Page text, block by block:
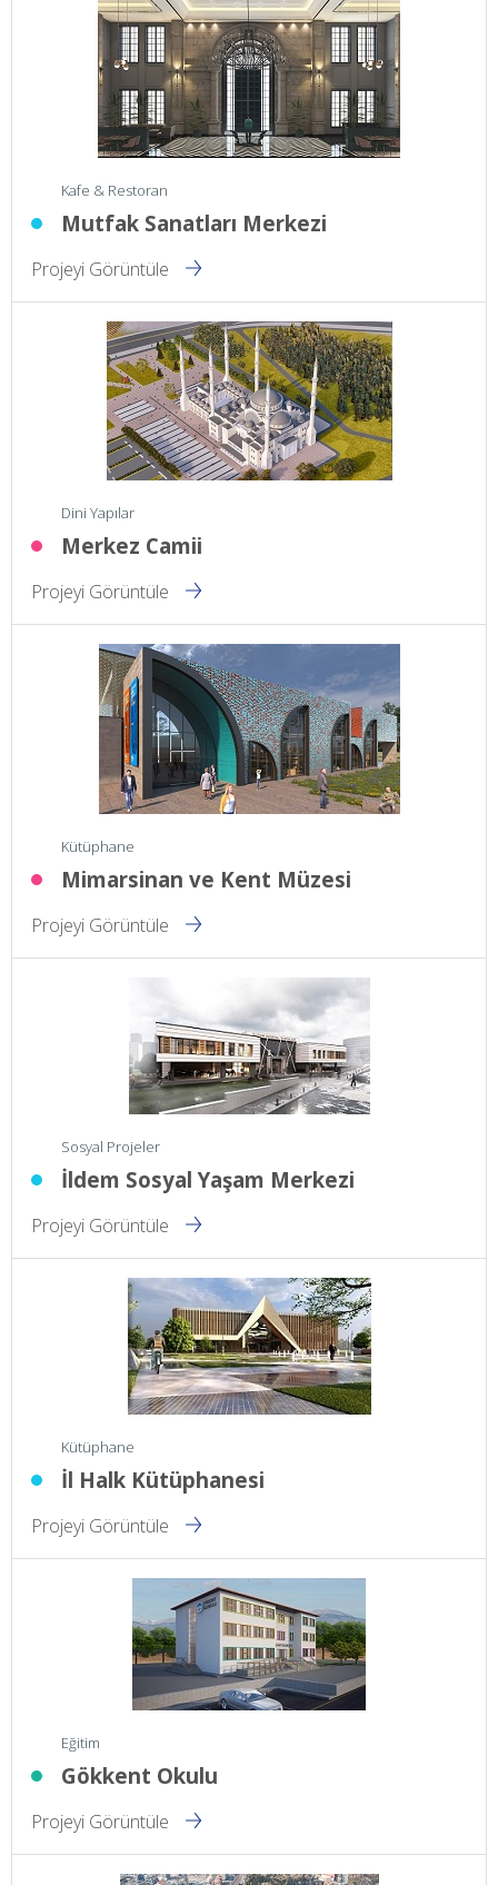
Kafe & Restoran
Mutfak Sanatları Merkezi
Projeyi Görüntüle
Dini Yapılar
Merkez Camii
Projeyi Görüntüle
Kütüphane
Mimarsinan ve Kent Müzesi
Projeyi Görüntüle
Sosyal Projeler
İldem Sosyal Yaşam Merkezi
Projeyi Görüntüle
Kütüphane
İl Halk Kütüphanesi
Projeyi Görüntüle
Eğitim
Gökkent Okulu
Projeyi Görüntüle